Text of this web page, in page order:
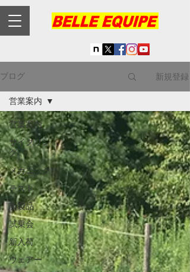
ブログ 新規登録
営業案内
サイクリン
グ
メカニック
テスト
新製品
試乗会
新入荷
ウェアー
営業案内